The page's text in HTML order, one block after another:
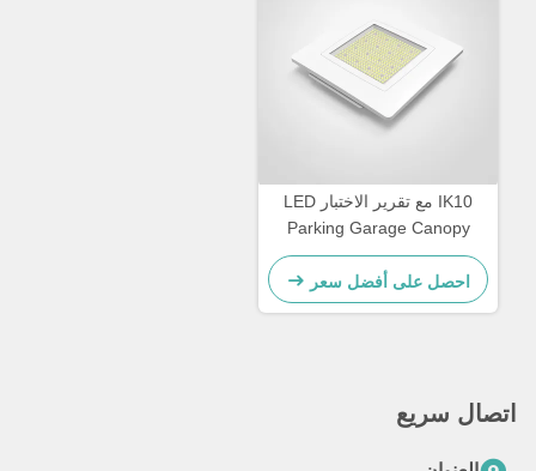
IK10 مع تقرير الاختبار LED
Parking Garage Canopy
Light متكامل SMD 3030 LED
Chip الإضاءة المقاومة للظروف
الجوية لمرافق وقوف السيارات
احصل على أفضل سعر
اتصال سريع